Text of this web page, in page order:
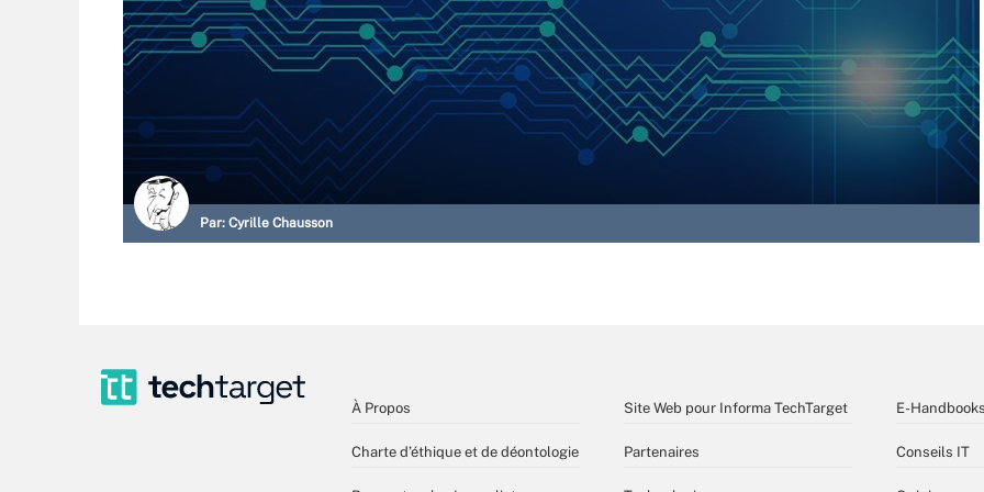
Par: Cyrille Chausson
À Propos
Charte d’éthique et de déontologie
Site Web pour Informa TechTarget
Partenaires
E-
Conseils IT